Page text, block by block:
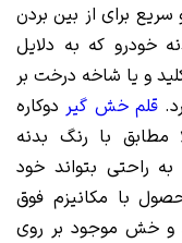
برای از بین بردن
که به دلایل
و یا شاخه درخت بر
قلم خش گیر دوکاره
با رنگ بدنه
راحتی بتواند خود
با مکانیزم فوق
و خش موجود بر روی